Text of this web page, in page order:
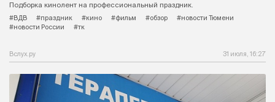
Подборка кинолент на профессиональный праздник.
#ВДВ
#праздник #кино #фильм #обзор
#новости Тюмени
#новости России
#тк
Вслух.ру 31 июля, 16:27